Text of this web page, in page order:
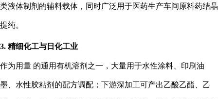
类液体制剂的辅料载体，同时广泛用于医药生产车间原料药结晶
提纯。
3. 精细化工与日化工业
作为用量 的通用有机溶剂之一，大量用于水性涂料、印刷油
墨、水性胶粘剂的配方调配；下游深加工可产出乙酸乙酯、乙